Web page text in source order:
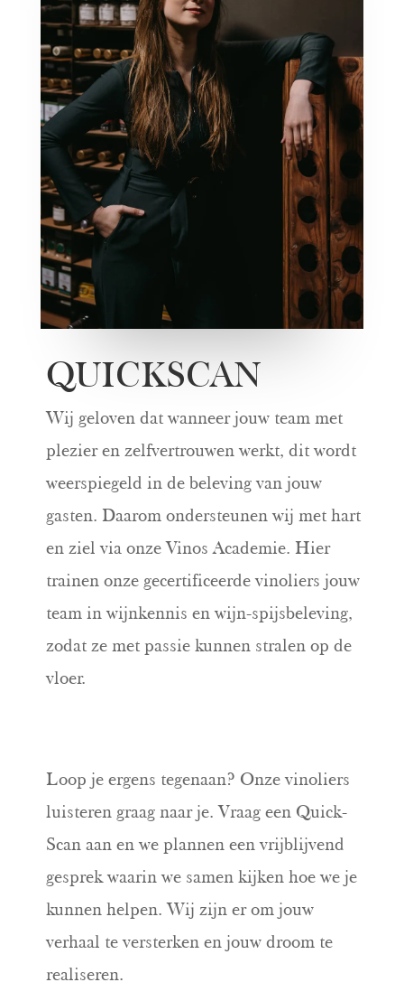
QUICKSCAN
Wij geloven dat wanneer jouw team met
plezier en zelfvertrouwen werkt, dit wordt
weerspiegeld in de beleving van jouw
gasten. Daarom ondersteunen wij met hart
en ziel via onze Vinos Academie. Hier
trainen onze gecertificeerde vinoliers jouw
team in wijnkennis en wijn-spijsbeleving,
zodat ze met passie kunnen stralen op de
vloer.
Loop je ergens tegenaan? Onze vinoliers
luisteren graag naar je. Vraag een Quick-
Scan aan en we plannen een vrijblijvend
gesprek waarin we samen kijken hoe we je
kunnen helpen. Wij zijn er om jouw
verhaal te versterken en jouw droom te
realiseren.